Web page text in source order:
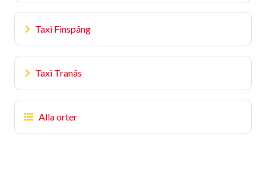
Taxi Finspång
Taxi Tranås
Alla orter